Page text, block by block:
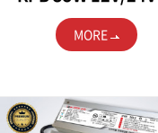
MORE